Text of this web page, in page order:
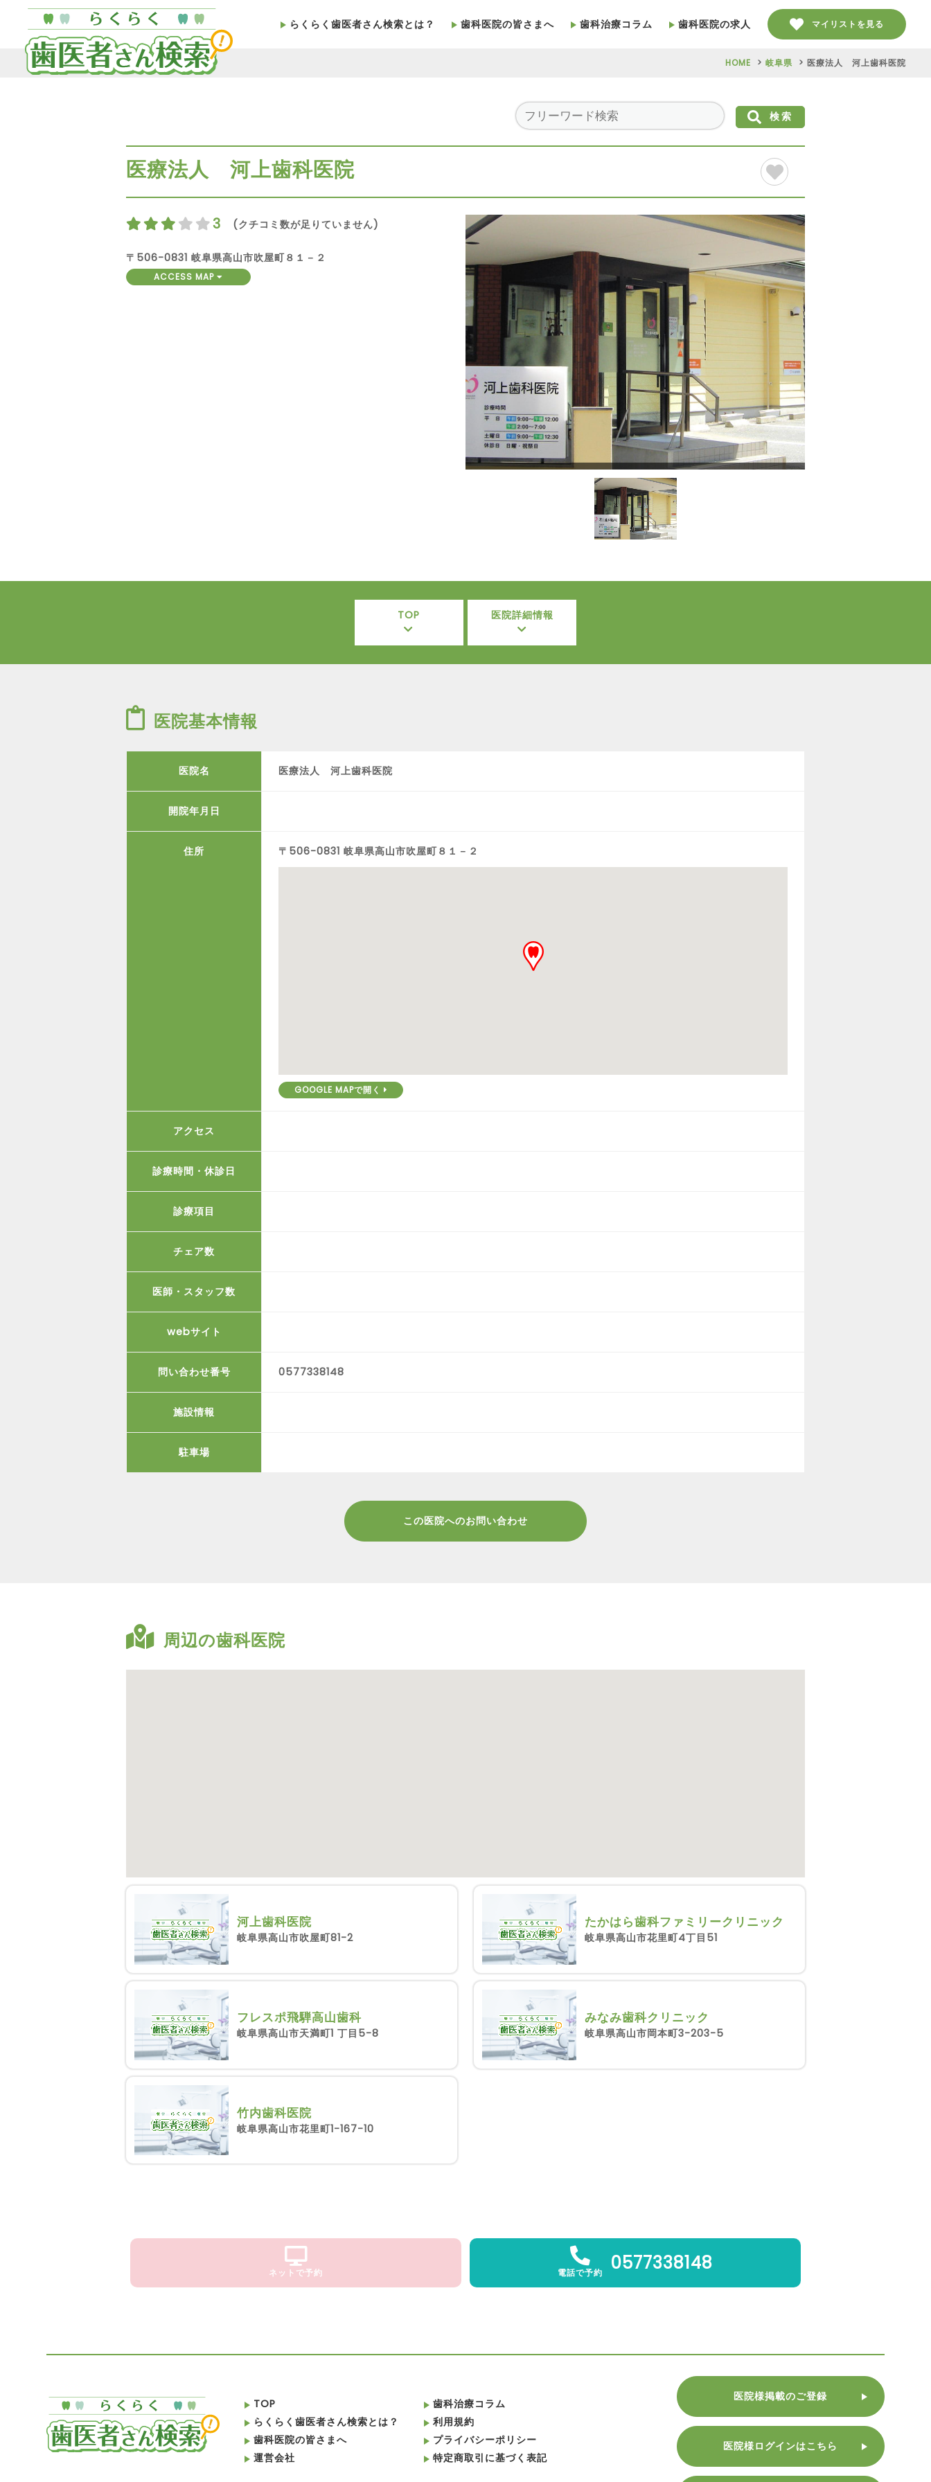
らくらく歯医者さん検索とは？ 歯科医院の皆さまへ 歯科治療コラム 歯科医院の求人 マイリストを見る
HOME 岐阜県 医療法人 河上歯科医院
検索
医療法人 河上歯科医院
3 (クチコミ数が足りていません)
〒506-0831 岐阜県高山市吹屋町８１－２
ACCESS MAP
TOP 医院詳細情報
医院基本情報
医院名 医療法人 河上歯科医院
開院年月日
住所 〒506-0831 岐阜県高山市吹屋町８１－２
GOOGLE MAPで開く
アクセス
診療時間・休診日
診療項目
チェア数
医師・スタッフ数
webサイト
問い合わせ番号 0577338148
施設情報
駐車場
この医院へのお問い合わせ
周辺の歯科医院
河上歯科医院
岐阜県高山市吹屋町81-2
フレスポ飛騨高山歯科
岐阜県高山市天満町1 丁目5-8
竹内歯科医院
岐阜県高山市花里町1-167-10
たかはら歯科ファミリークリニック
岐阜県高山市花里町4丁目51
みなみ歯科クリニック
岐阜県高山市岡本町3-203-5
ネットで予約 電話で予約 0577338148
TOP
らくらく歯医者さん検索とは？
歯科医院の皆さまへ
運営会社
歯科治療コラム
利用規約
プライバシーポリシー
特定商取引に基づく表記
医院様掲載のご登録
医院様ログインはこちら